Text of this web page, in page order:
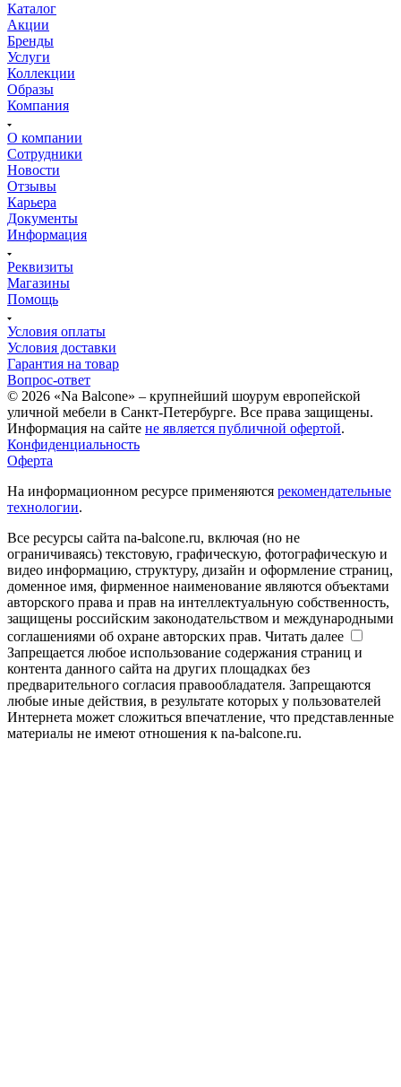
Каталог
Акции
Бренды
Услуги
Коллекции
Образы
Компания
О компании
Сотрудники
Новости
Отзывы
Карьера
Документы
Информация
Реквизиты
Магазины
Помощь
Условия оплаты
Условия доставки
Гарантия на товар
Вопрос-ответ
© 2026 «Na Balcone» – крупнейший шоурум европейской
уличной мебели в Санкт-Петербурге. Все права защищены.
Информация на сайте не является публичной офертой.
Конфиденциальность
Оферта
На информационном ресурсе применяются рекомендательные
технологии.
Все ресурсы сайта na-balcone.ru, включая (но не
ограничиваясь) текстовую, графическую, фотографическую и
видео информацию, структуру, дизайн и оформление страниц,
доменное имя, фирменное наименование являются объектами
авторского права и прав на интеллектуальную собственность,
защищены российским законодательством и международными
соглашениями об охране авторских прав. Читать далее
Запрещается любое использование содержания страниц и
контента данного сайта на других площадках без
предварительного согласия правообладателя. Запрещаются
любые иные действия, в результате которых у пользователей
Интернета может сложиться впечатление, что представленные
материалы не имеют отношения к na-balcone.ru.